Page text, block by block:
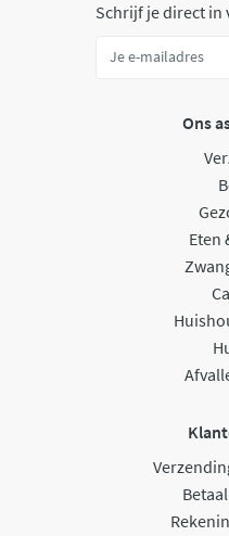
Schrijf je direct in
Ons
Eten